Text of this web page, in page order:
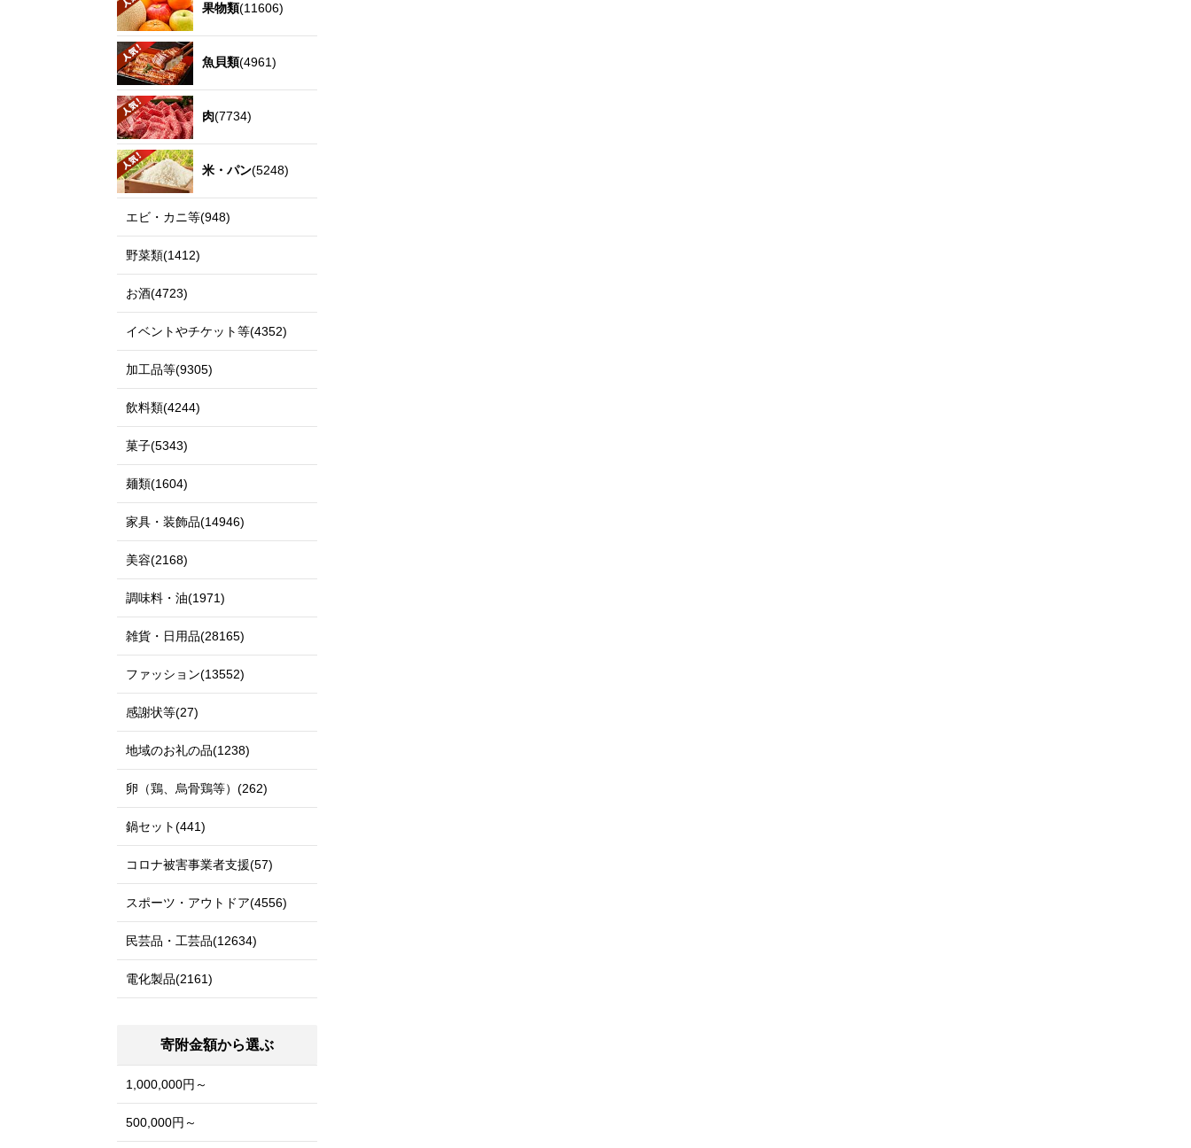
果物類(11606)
魚貝類(4961)
肉(7734)
米・パン(5248)
エビ・カニ等(948)
野菜類(1412)
お酒(4723)
イベントやチケット等(4352)
加工品等(9305)
飲料類(4244)
菓子(5343)
麺類(1604)
家具・装飾品(14946)
美容(2168)
調味料・油(1971)
雑貨・日用品(28165)
ファッション(13552)
感謝状等(27)
地域のお礼の品(1238)
卵（鶏、烏骨鶏等）(262)
鍋セット(441)
コロナ被害事業者支援(57)
スポーツ・アウトドア(4556)
民芸品・工芸品(12634)
電化製品(2161)
寄附金額から選ぶ
1,000,000円～
500,000円～